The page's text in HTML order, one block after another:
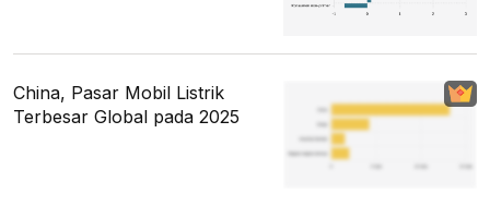
China, Pasar Mobil Listrik
Terbesar Global pada 2025